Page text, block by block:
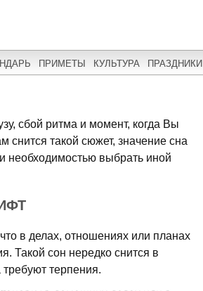
ПРИМЕТЫ КУЛЬТУРА ПРАЗДНИКИ
сбой ритма и момент, когда Вы
такой сюжет, значение сна
необходимостью выбрать иной
в делах, отношениях или планах
Такой сон нередко снится в
терпения.